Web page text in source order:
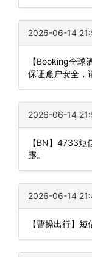
2026-06-14
【Booking全
保证账户安全，
2026-06-14
【BN】4733短
露。
2026-06-14
【曹操出行】